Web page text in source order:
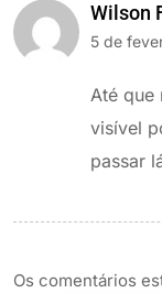
Wilson
5 de
Até que
visível
passar
Os comentários